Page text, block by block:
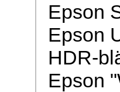
Epson
Epson
HDR-
Epson